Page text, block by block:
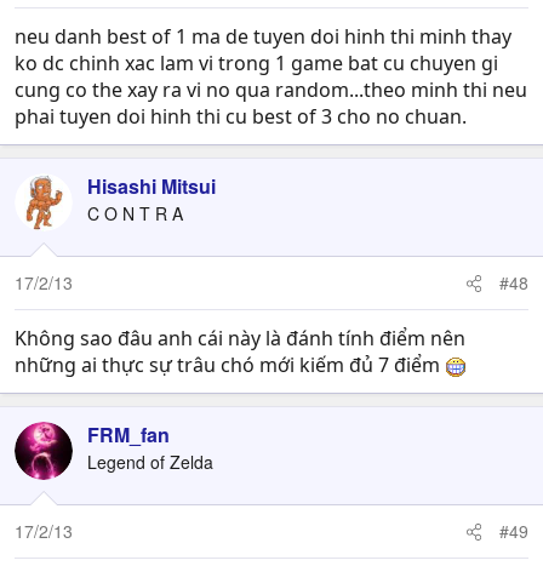
neu danh best of 1 ma de tuyen doi hinh thi minh thay
ko dc chinh xac lam vi trong 1 game bat cu chuyen gi
cung co the xay ra vi no qua random...theo minh thi neu
phai tuyen doi hinh thi cu best of 3 cho no chuan.
Hisashi Mitsui
C O N T R A
17/2/13 #48
Không sao đâu anh cái này là đánh tính điểm nên
những ai thực sự trâu chó mới kiếm đủ 7 điểm
FRM_fan
Legend of Zelda
17/2/13 #49